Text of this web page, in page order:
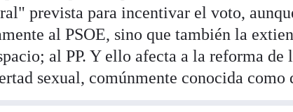
prevista para incentivar el voto,
al PSOE, sino que también la
al PP. Y ello afecta a la reforma de
sexual, comúnmente conocida como